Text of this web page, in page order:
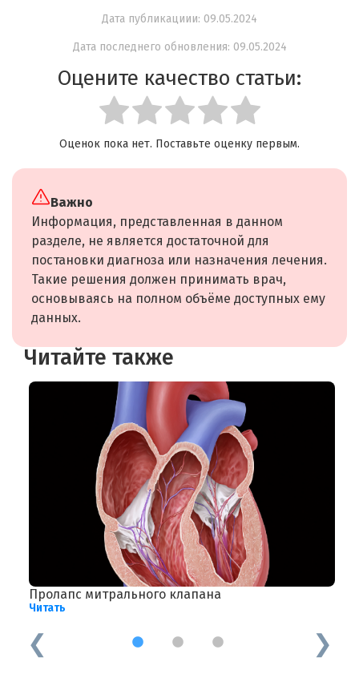
Дата публикациии: 09.05.2024
Дата последнего обновления: 09.05.2024
Оцените качество статьи:
Оценок пока нет. Поставьте оценку первым.
Важно
Информация, представленная в данном
разделе, не является достаточной для
постановки диагноза или назначения лечения.
Такие решения должен принимать врач,
основываясь на полном объёме доступных ему
данных.
Читайте также
Пролапс митрального клапана
Читать
1 2 3